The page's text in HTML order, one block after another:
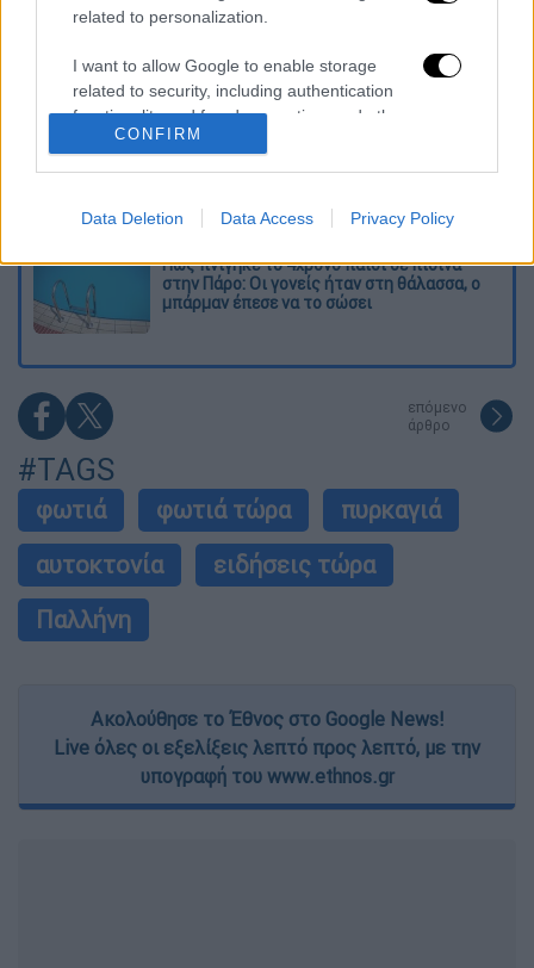
related to personalization.
I want to allow Google to enable storage
related to security, including authentication
functionality and fraud prevention, and other
user protection.
CONFIRM
Data Deletion Data Access Privacy Policy
ξυλοδαρμοί και τα προσωνύμια «πίτμπουλ»
και «μπουλντόγκ»
Βίντεο-σοκ από το μακελειό σε σχολείο
στην Ταϊλάνδη: Η στιγμή που ο 14χρονος
ανοίγει πυρ - Στους 9 ανέβηκαν οι νεκροί
Νέα αποχώρηση από το κόμμα Καρυστιανού:
φίμωση και δολοφονία χαρακτήρων»
Πώς πνίγηκε το 4χρονο παιδί σε πισίνα
στην Πάρο: Οι γονείς ήταν στη θάλασσα, ο
μπάρμαν έπεσε να το σώσει
επόμενο
άρθρο
#TAGS
φωτιά φωτιά τώρα
πυρκαγιά
αυτοκτονία
ειδήσεις τώρα
Παλλήνη
Ακολούθησε το Έθνος στο Google News!
Live όλες οι εξελίξεις λεπτό προς λεπτό, με την
υπογραφή του www.ethnos.gr